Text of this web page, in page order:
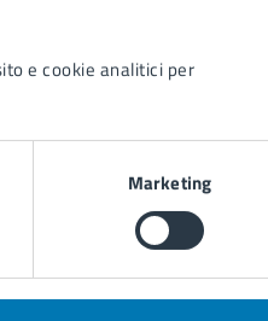
e cookie analitici per
Marketing